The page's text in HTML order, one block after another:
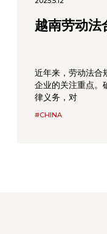
越南劳动
近年来，劳动法合
企业的关注重点。
律义务，对
#CHINA